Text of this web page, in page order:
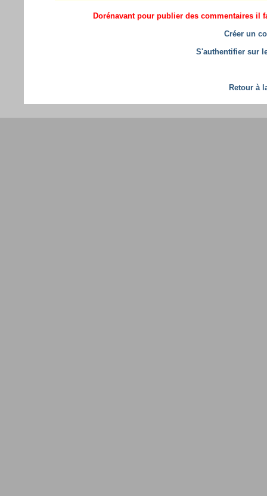
Dorénavant pour publier des commentaires il
Créer un
S'authentifier sur
Retour à